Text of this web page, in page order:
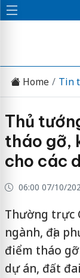
Home Tin
Thủ
tháo gỡ,
cho các
06:00 07/10/
Thường trực
ngành, địa
điểm tháo
dự án, đất